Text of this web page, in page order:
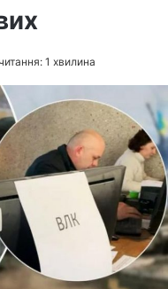
1 хвилина